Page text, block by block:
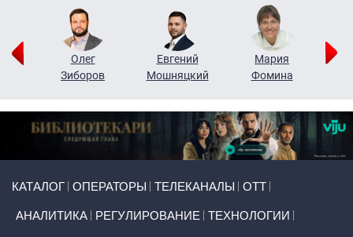
Олег
Зиборов
Евгений
Мошняцкий
Мария
Фомина
КАТАЛОГ ОПЕРАТОРЫ ТЕЛЕКАНАЛЫ ОТТ
АНАЛИТИКА РЕГУЛИРОВАНИЕ ТЕХНОЛОГИИ